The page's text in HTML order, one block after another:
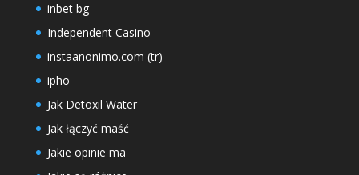
inbet bg
Independent Casino
instaanonimo.com (tr)
ipho
Jak Detoxil Water
Jak łączyć maść
Jakie opinie ma